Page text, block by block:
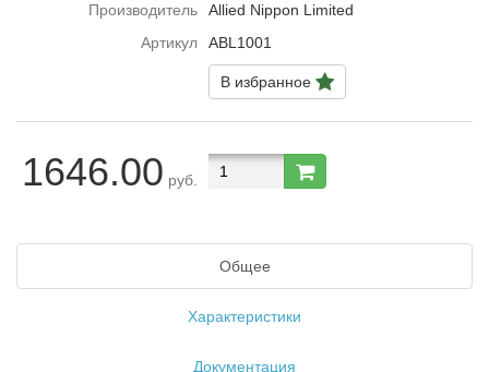
Производитель
Allied Nippon Limited
Артикул
ABL1001
В избранное
1646.00 руб.
Общее
Характеристики
Документация